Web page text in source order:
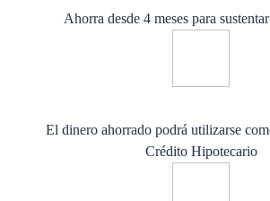
Ahorra desde 4 meses para
El dinero ahorrado podrá utilizarse
Crédito Hipotecario